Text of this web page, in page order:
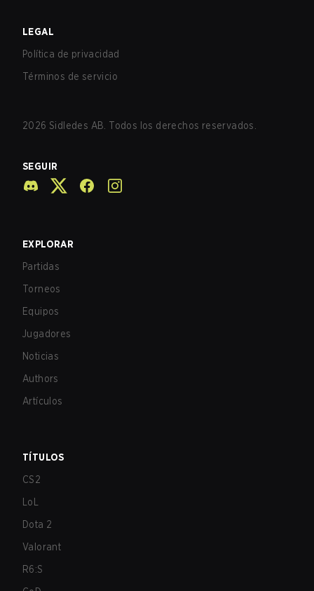
LEGAL
Política de privacidad
Términos de servicio
2026 Sidledes AB. Todos los derechos reservados.
SEGUIR
EXPLORAR
Partidas
Torneos
Equipos
Jugadores
Noticias
Authors
Artículos
TÍTULOS
CS2
LoL
Dota 2
Valorant
R6:S